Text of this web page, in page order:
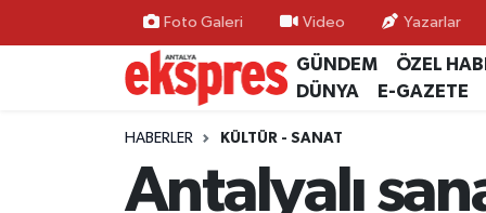
Foto Galeri Video Yazarlar
GÜNDEM ÖZEL
DÜNYA
E-GAZETE
HABERLER KÜLTÜR - SANAT
Antalyalı
ÖZEL HABER
GÜNDEM
YEREL GÜNDEM
Nöbetçi Eczaneler
Hava Durumu
Trafik Durumu